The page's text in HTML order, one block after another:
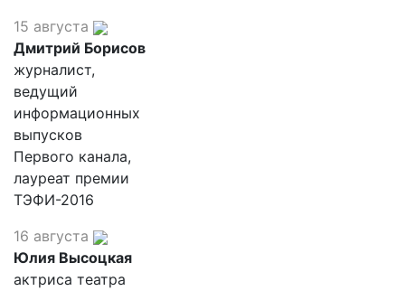
15 августа
Дмитрий Борисов
журналист,
ведущий
информационных
выпусков
Первого канала,
лауреат премии
ТЭФИ-2016
16 августа
Юлия Высоцкая
актриса театра